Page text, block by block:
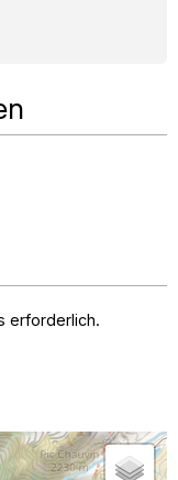
erforderlich.